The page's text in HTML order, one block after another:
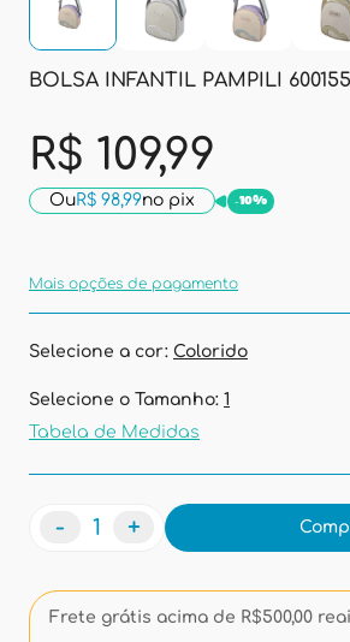
BOLSA INFANTIL PAMPILI
R$ 109,99
OuR$ 98,99no pix -10%
Mais opções de pagamento
Selecione a cor: Colorido
Selecione o Tamanho: 1
Tabela de Medidas
- +
Frete grátis acima de R$500,00